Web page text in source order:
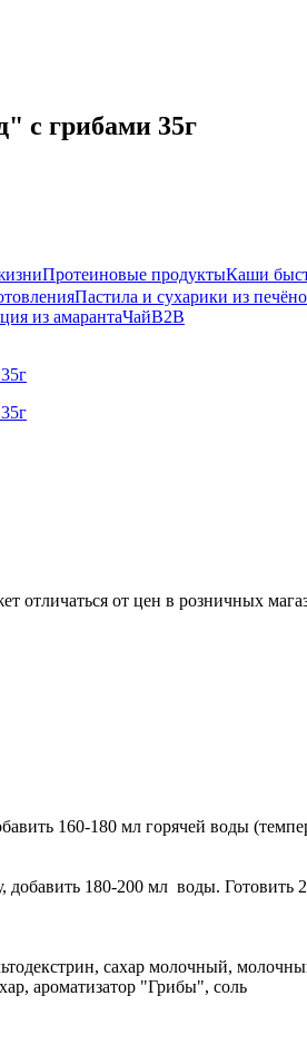
с грибами 35г
Протеиновые продуктыКаши
Пастила и сухарики из
из амарантаЧайB2B
отличаться от цен в розничных
160-180 мл горячей воды
180-200 мл воды.
сахар молочный,
ароматизатор "Грибы", соль